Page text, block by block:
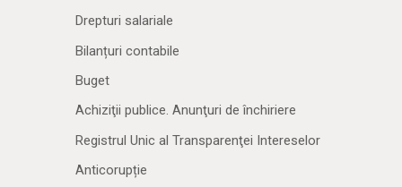
Drepturi salariale
Bilanțuri contabile
Buget
Achiziţii publice. Anunţuri de închiriere
Registrul Unic al Transparenţei Intereselor
Anticorupție